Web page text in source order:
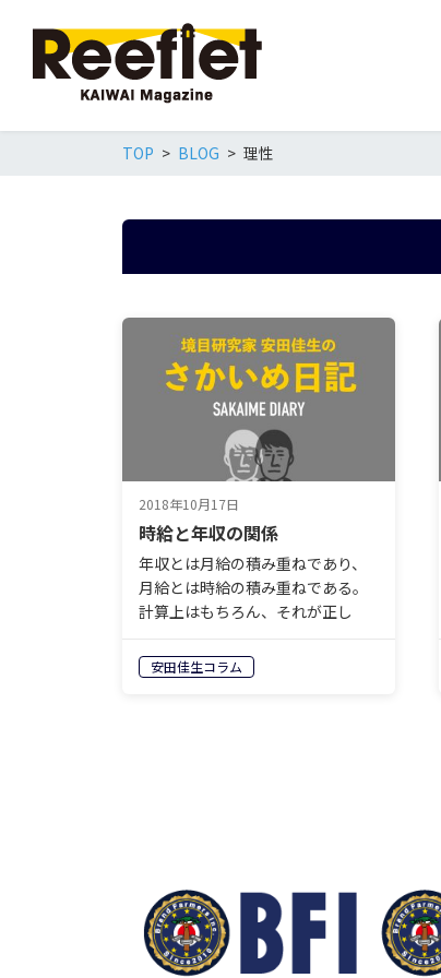
TOP BLOG 理性
2018年10月17日
時給と年収の関係
年収とは月給の積み重ねであり、
月給とは時給の積み重ねである。
計算上はもちろん、それが正し
ものではない。 時給が決まってい
て、働く時間も決まっている。 そ
安田佳生コラム